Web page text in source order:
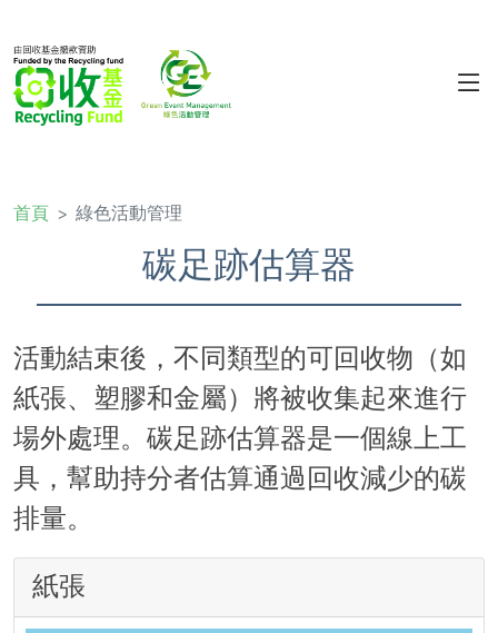
首頁 綠色活動管理
碳足跡估算器
活動結束後，不同類型的可回收物（如
紙張、塑膠和金屬）將被收集起來進行
場外處理。碳足跡估算器是一個線上工
具，幫助持分者估算通過回收減少的碳
排量。
紙張